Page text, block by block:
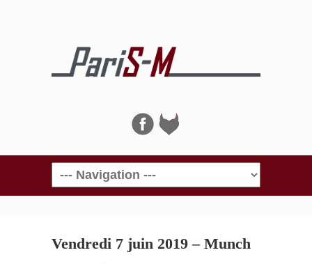
Navigation
Vendredi 7 juin 2019 – Munch